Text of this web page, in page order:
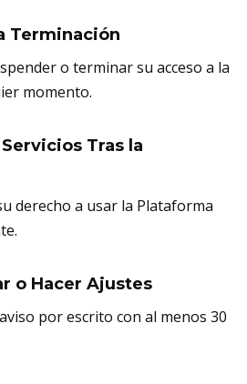
Terminación
o terminar su acceso a la
momento.
Tras la
derecho a usar la Plataforma
o Hacer Ajustes
por escrito con al menos 30